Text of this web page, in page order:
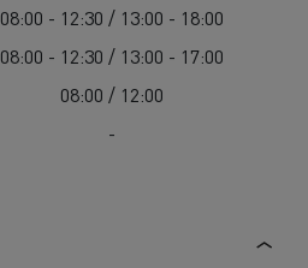
08:00 - 12:30 / 13:00 - 18:00
08:00 - 12:30 / 13:00 - 17:00
08:00 / 12:00
-